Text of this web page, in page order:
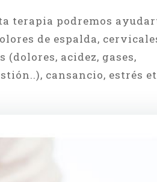
terapia podremos
de espalda,
acidez, gases,
cansancio, estrés